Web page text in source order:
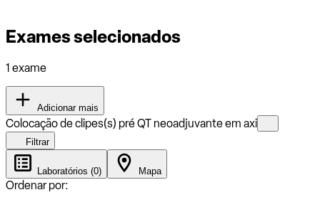
Exames selecionados
1 exame
Adicionar mais
Colocação de clipes(s) pré QT neoadjuvante em axi
Filtrar
Laboratórios (0) Mapa
Ordenar por: